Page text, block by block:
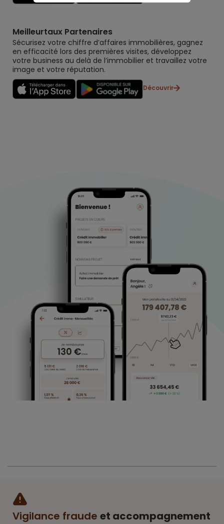
Meilleurtaux Partenaires
Sécurisez votre chiffre d’affaires immobilières, gagnez
en efficacité lors des premières visites, développez
votre business au delà de l’immobilier et travaillez votre
image et votre réputation.
Découvrir
Vigilance fraude et accompagnement